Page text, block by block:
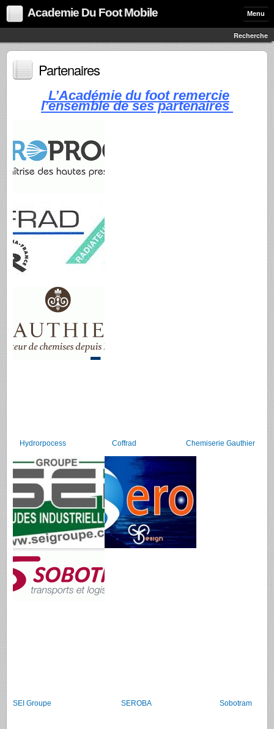
Academie Du Foot Mobile Menu
Recherche
Partenaires
L’Académie du foot remercie
l’ensemble de ses partenaires
Hydrorpocess Coffrad Chemiserie Gauthier
SEI Groupe SEROBA Sobotram